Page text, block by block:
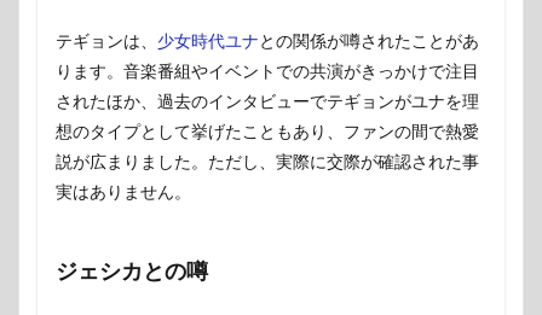
テギョンは、 少女時代ユナとの関係が噂されたことがあ
ります。音楽番組やイベントでの共演がきっかけで注目
されたほか、過去のインタビューでテギョンがユナを理
想のタイプとして挙げたこともあり、ファンの間で熱愛
説が広まりました。ただし、実際に交際が確認された事
実はありません。
ジェシカとの噂